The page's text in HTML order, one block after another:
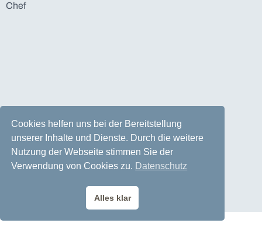
Chef
Cookies helfen uns bei der Bereitstellung
unserer Inhalte und Dienste. Durch die weitere
Nutzung der Webseite stimmen Sie der
Verwendung von Cookies zu. Datenschutz
Alles klar